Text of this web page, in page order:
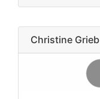
Christine Grieb